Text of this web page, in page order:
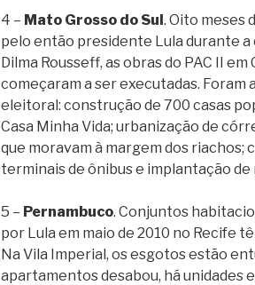
4 – Mato Grosso do Sul. Oito meses
pelo então presidente Lula durante
Dilma Rousseff, as obras do PAC II
começaram a ser executadas. Foram
eleitoral: construção de 700 casas
Casa Minha Vida; urbanização de
que moravam à margem dos riachos;
terminais de ônibus e implantação
5 – Pernambuco. Conjuntos
por Lula em maio de 2010 no Recife
Na Vila Imperial, os esgotos estão
apartamentos desabou, há unidades